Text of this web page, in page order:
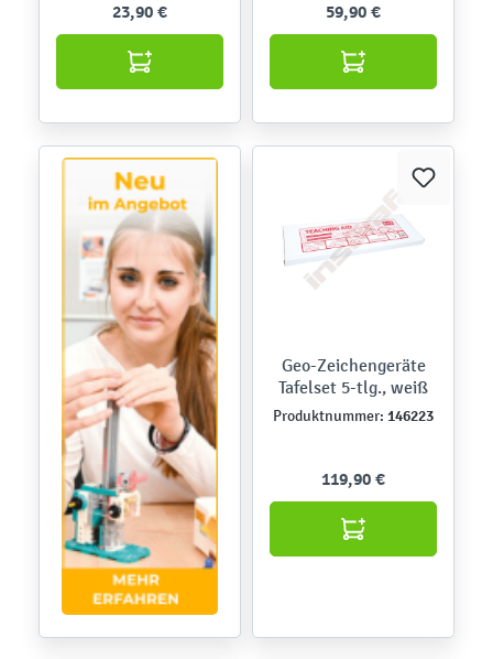
23,90 € 59,90 €
Geo-Zeichengeräte
Tafelset 5-tlg., weiß
Produktnummer: 146223
119,90 €